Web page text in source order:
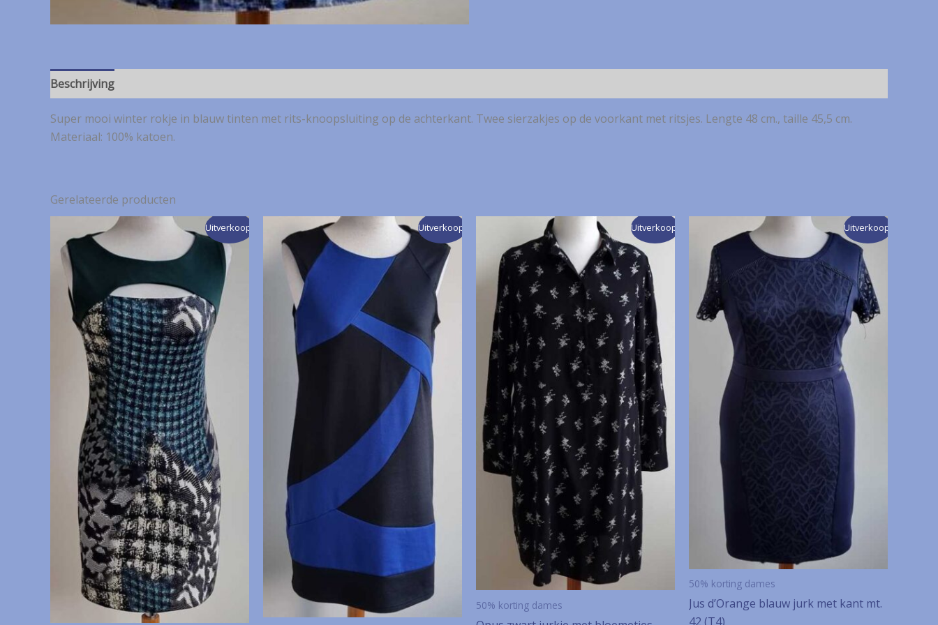
Beschrijving
Super mooi winter rokje in blauw tinten met rits-knoopsluiting op de achterkant. Twee sierzakjes op de voorkant met ritsjes. Lengte 48 cm., taille 45,5 cm.
Materiaal: 100% katoen.
Gerelateerde producten
Uitverkoop! Uitverkoop! Uitverkoop!
50% korting dames
Uitverkoop!
50% korting dames
Jus d’Orange blauw jurk met kant mt.
42 (T4)